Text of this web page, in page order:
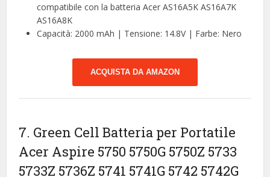
compatibile con la batteria Acer AS16A5K AS16A7K
AS16A8K
Capacità: 2000 mAh | Tensione: 14.8V | Farbe: Nero
ACQUISTA DA AMAZON
7. Green Cell Batteria per Portatile
Acer Aspire 5750 5750G 5750Z 5733
5733Z 5736Z 5741 5741G 5742 5742G